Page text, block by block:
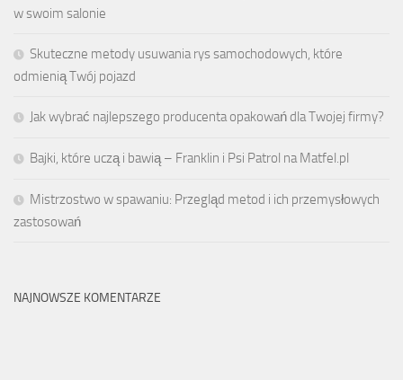
w swoim salonie
Skuteczne metody usuwania rys samochodowych, które
odmienią Twój pojazd
Jak wybrać najlepszego producenta opakowań dla Twojej firmy?
Bajki, które uczą i bawią – Franklin i Psi Patrol na Matfel.pl
Mistrzostwo w spawaniu: Przegląd metod i ich przemysłowych
zastosowań
NAJNOWSZE KOMENTARZE